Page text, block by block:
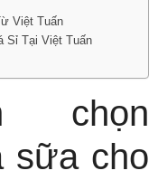
Việt Tuấn
Sỉ Tại Việt Tuấn
chọn
sữa cho